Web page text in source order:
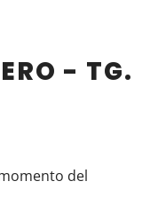
- TG.
del